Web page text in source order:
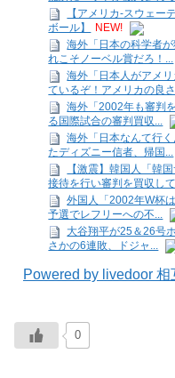
【アメリカ-スウェー
ボール】
NEW!
海外「日本の科学者
れこそノーベル賞だろ！...
海外「日本人がアメ
ているぞ！アメリカの良さ
海外「2002年も審判
る国際試合の審判買収...
海外「日本なんて行
たディズニー信者、帰国...
【激震】韓国人「韓
接待を行い審判を買収して
外国人「2002年W杯
予選でレフリーへの不...
大谷翔平が25＆26号
さかの6連敗、ドジャ...
Powered by livedoor 相
0